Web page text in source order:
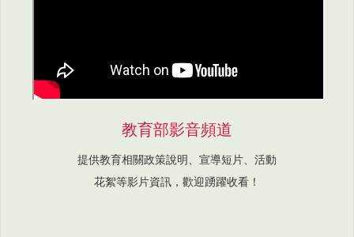
教育部影音頻道
提供教育相關政策說明、宣導短片、活動
花絮等影片資訊，歡迎踴躍收看！